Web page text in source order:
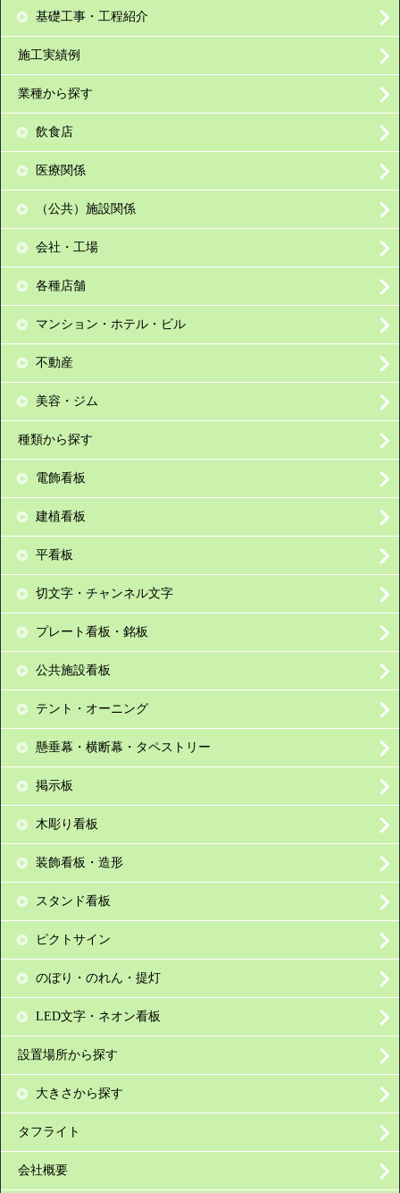
基礎工事・工程紹介
施工実績例
業種から探す
飲食店
医療関係
（公共）施設関係
会社・工場
各種店舗
マンション・ホテル・ビル
不動産
美容・ジム
種類から探す
電飾看板
建植看板
平看板
切文字・チャンネル文字
プレート看板・銘板
公共施設看板
テント・オーニング
懸垂幕・横断幕・タペストリー
掲示板
木彫り看板
装飾看板・造形
スタンド看板
ピクトサイン
のぼり・のれん・提灯
LED文字・ネオン看板
設置場所から探す
大きさから探す
タフライト
会社概要